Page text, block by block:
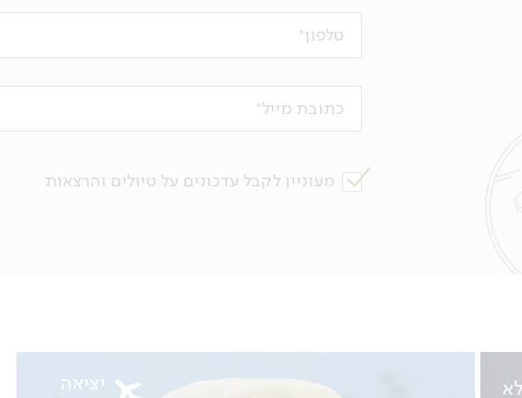
טלפון
כתובת מייל
מעוניין לקבל עדכונים על טיולים והרצאות
יציאה